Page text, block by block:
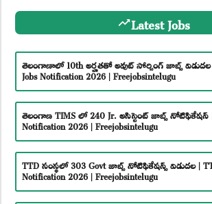
Latest Jobs
తెలంగాణాలో 10th అర్హతతో అవుట్ సోర్సింగ్ జాబ్స్ విడుదల
Jobs Notification 2026 | Freejobsintelugu
తెలంగాణ TIMS లో 240 Jr. అసిస్టెంట్ జాబ్స్ నోటిఫికేషన్ |
Notification 2026 | Freejobsintelugu
TTD సంస్థలో 303 Govt జాబ్స్ నోటిఫికేషన్స్ విడుదల |
Notification 2026 | Freejobsintelugu